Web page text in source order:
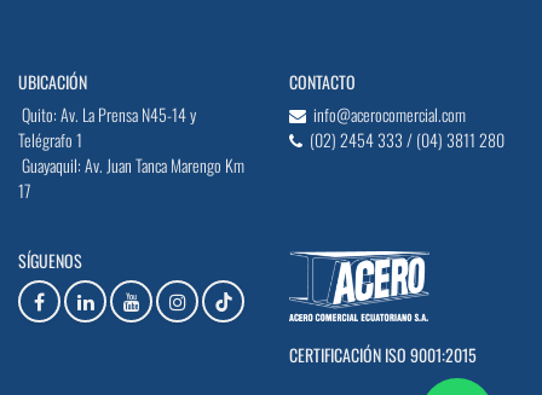
UBICACIÓN
Quito: Av. La Prensa N45-14 y
Telégrafo 1
Guayaquil: Av. Juan Tanca Marengo Km
17
CONTACTO
info@acerocomercial.com
(02) 2454 333 / (04) 3811 280
SÍGUENOS
CERTIFICACIÓN ISO 9001:2015